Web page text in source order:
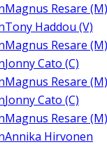
Magnus Resare (M)
Tony Haddou (V)
Magnus Resare (M)
Jonny Cato (C)
Magnus Resare (M)
Jonny Cato (C)
Magnus Resare (M)
Annika Hirvonen